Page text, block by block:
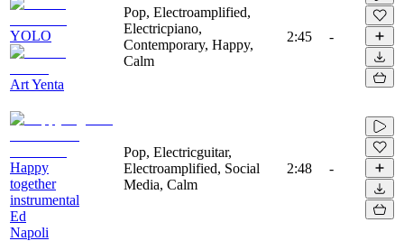
YOLO
Art Yenta
Pop, Electroamplified,
Electricpiano,
Contemporary, Happy,
Calm
2:45 -
Happy
together
instrumental
Ed
Napoli
Pop, Electricguitar,
Electroamplified, Social
Media, Calm
2:48 -